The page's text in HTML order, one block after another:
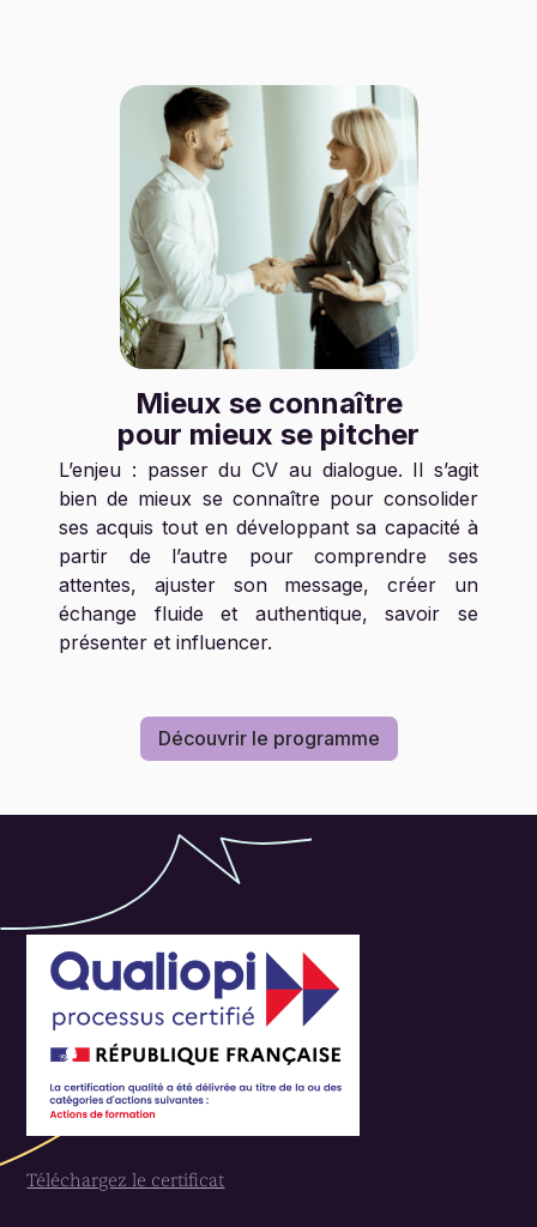
Mieux se connaître
pour mieux se pitcher
L’enjeu : passer du CV au dialogue. Il s’agit
bien de mieux se connaître pour consolider
ses acquis tout en développant sa capacité à
partir de l’autre pour comprendre ses
attentes, ajuster son message, créer un
échange fluide et authentique, savoir se
présenter et influencer.
Découvrir le programme
Téléchargez le certificat